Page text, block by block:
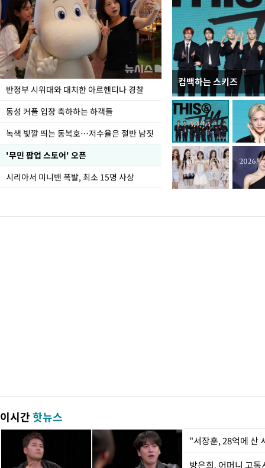
반정부 시위대와 대치한 아르헨티나 경찰
동성 커플 입장 축하하는 하객들
녹색 빛깔 띄는 동복호…저수율은 절반 남짓
'무민 팝업 스토어' 오픈
시리아서 미니밴 폭발, 최소 15명 사상
컴백하는 스키즈
정동영, 北 '조선' 호
숙 후에 하겠다는 말
이시간핫뉴스
"서장훈, 28억에 산
방은희, 어머니 고